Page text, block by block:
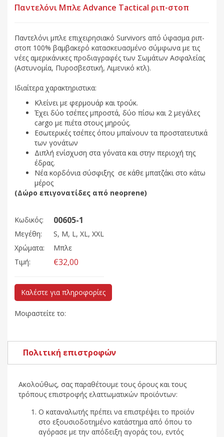
Παντελόνι Μπλε Advance Tactical ριπ-στοπ
Παντελόνι μπλε επιχειρησιακό Survivors από ύφασμα ριπ-
στοπ 100% βαμβακερό κατασκευασμένο σύμφωνα με τις
νέες αμερικάνικες προδιαγραφές των Σωμάτων Ασφαλείας
(Αστυνομία, Πυροσβεστική, Λιμενικό κτλ).
Ιδιαίτερα χαρακτηριστικα:
Κλείνει με φερμουάρ και τρούκ.
Έχει δύο τσέπες μπροστά, δύο πίσω και 2 μεγάλες
cargo με πιέτα στους μηρούς.
Εσωτερικές τσέπες όπου μπαίνουν τα προστατευτικά
των γονάτων
Διπλή ενίσχυση στα γόνατα και στην περιοχή της
έδρας.
Νέα κορδόνια σύσφιξης σε κάθε μπατζάκι στο κάτω
μέρος
(Δώρο επιγονατίδες από neoprene)
Κωδικός: 00605-1
Μεγέθη:
S, M, L, XL, XXL
Χρώματα:
Μπλε
Τιμή:
€32,00
Καλέστε για πληροφορίες
Μοιραστείτε το:
Πολιτική επιστροφών
Ακολούθως, σας παραθέτουμε τους όρους και τους
τρόπους επιστροφής ελαττωματικών προϊόντων:
Ο καταναλωτής πρέπει να επιστρέψει το προϊόν
στο εξουσιοδοτημένο κατάστημα από όπου το
αγόρασε με την απόδειξη αγοράς του, εντός